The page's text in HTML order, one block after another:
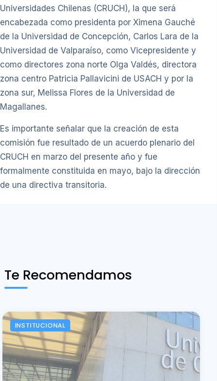
Universidades Chilenas (CRUCH), la que será
encabezada como presidenta por Ximena Gauché
de la Universidad de Concepción, Carlos Lara de la
Universidad de Valparaíso, como Vicepresidente y
como directores zona norte Olga Valdés, directora
zona centro Patricia Pallavicini de USACH y por la
zona sur, Melissa Flores de la Universidad de
Magallanes.
Es importante señalar que la creación de esta
comisión fue resultado de un acuerdo plenario del
CRUCH en marzo del presente año y fue
formalmente constituida en mayo, bajo la dirección
de una directiva transitoria.
Te Recomendamos
INSTITUCIONAL